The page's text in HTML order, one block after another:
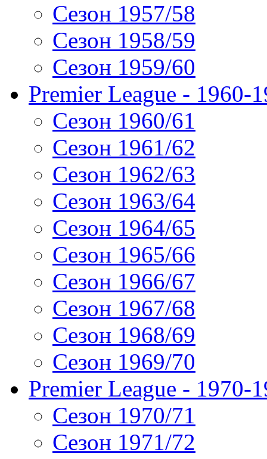
Сезон 1957/58
Сезон 1958/59
Сезон 1959/60
Premier League - 1960-
Сезон 1960/61
Сезон 1961/62
Сезон 1962/63
Сезон 1963/64
Сезон 1964/65
Сезон 1965/66
Сезон 1966/67
Сезон 1967/68
Сезон 1968/69
Сезон 1969/70
Premier League - 1970-
Сезон 1970/71
Сезон 1971/72